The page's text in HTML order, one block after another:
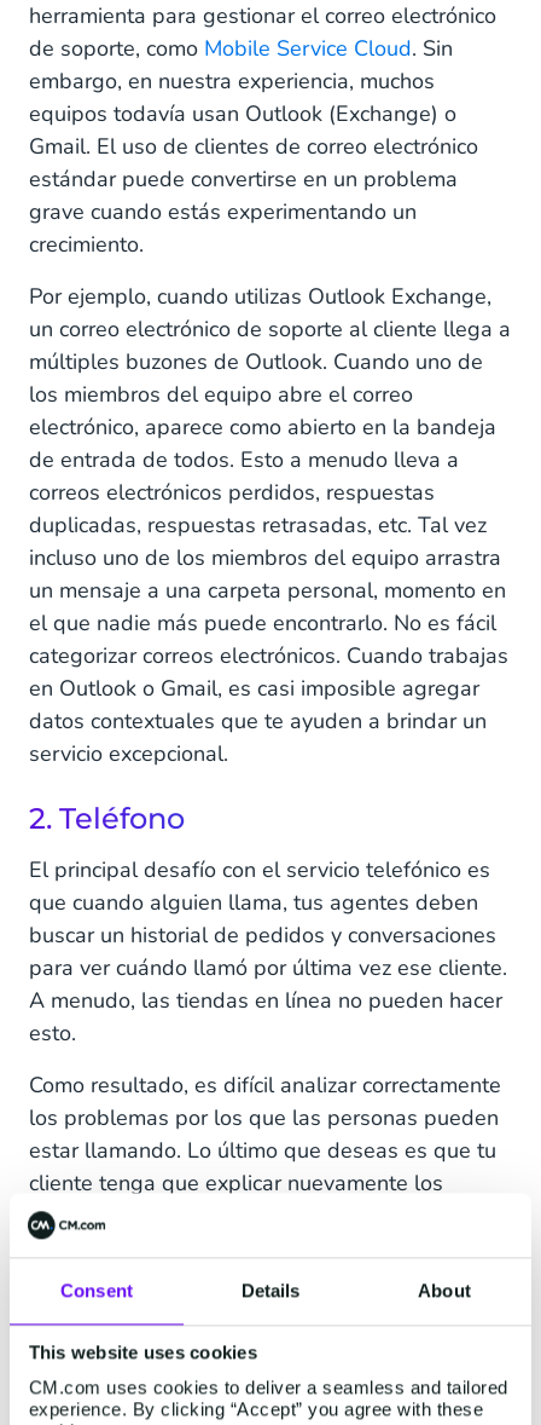
Consent Details About
This website uses cookies
CM.com uses cookies to deliver a seamless and tailored
experience. By clicking “Accept” you agree with these
herramienta para gestionar el correo electrónico
de soporte, como Mobile Service Cloud. Sin
embargo, en nuestra experiencia, muchos
equipos todavía usan Outlook (Exchange) o
Gmail. El uso de clientes de correo electrónico
estándar puede convertirse en un problema
grave cuando estás experimentando un
crecimiento.
Por ejemplo, cuando utilizas Outlook Exchange,
un correo electrónico de soporte al cliente llega a
múltiples buzones de Outlook. Cuando uno de
los miembros del equipo abre el correo
electrónico, aparece como abierto en la bandeja
de entrada de todos. Esto a menudo lleva a
correos electrónicos perdidos, respuestas
duplicadas, respuestas retrasadas, etc. Tal vez
incluso uno de los miembros del equipo arrastra
un mensaje a una carpeta personal, momento en
el que nadie más puede encontrarlo. No es fácil
categorizar correos electrónicos. Cuando trabajas
en Outlook o Gmail, es casi imposible agregar
datos contextuales que te ayuden a brindar un
servicio excepcional.
2. Teléfono
El principal desafío con el servicio telefónico es
que cuando alguien llama, tus agentes deben
buscar un historial de pedidos y conversaciones
para ver cuándo llamó por última vez ese cliente.
A menudo, las tiendas en línea no pueden hacer
esto.
Como resultado, es difícil analizar correctamente
los problemas por los que las personas pueden
estar llamando. Lo último que deseas es que tu
cliente tenga que explicar nuevamente los
problemas anteriores a otro representante de
servicio.
En CM.com, ofrecemosvarias soluciones de voz
Puedes proporcionar una experiencia interactiva
yrespuestas instantáneas con IVR
conversacional y tecnología de chatbot de voz. O